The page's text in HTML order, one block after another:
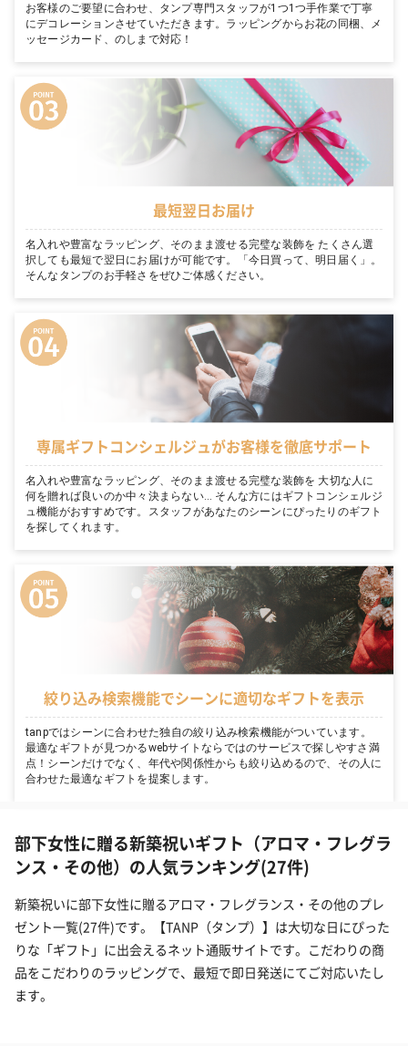
お客様のご要望に合わせ、タンプ専門スタッフが1つ1つ手作業で丁寧
にデコレーションさせていただきます。ラッピングからお花の同梱、メ
ッセージカード、のしまで対応！
最短翌日お届け
名入れや豊富なラッピング、そのまま渡せる完璧な装飾を たくさん選
択しても最短で翌日にお届けが可能です。「今日買って、明日届く」。
そんなタンプのお手軽さをぜひご体感ください。
専属ギフトコンシェルジュがお客様を徹底サポート
名入れや豊富なラッピング、そのまま渡せる完璧な装飾を 大切な人に
何を贈れば良いのか中々決まらない… そんな方にはギフトコンシェルジ
ュ機能がおすすめです。スタッフがあなたのシーンにぴったりのギフト
を探してくれます。
絞り込み検索機能でシーンに適切なギフトを表示
tanpではシーンに合わせた独自の絞り込み検索機能がついています。
最適なギフトが見つかるwebサイトならではのサービスで探しやすさ満
点！シーンだけでなく、年代や関係性からも絞り込めるので、その人に
合わせた最適なギフトを提案します。
部下女性に贈る新築祝いギフト（アロマ・フレグラ
ンス・その他）の人気ランキング(27件)
新築祝いに部下女性に贈るアロマ・フレグランス・その他のプレ
ゼント一覧(27件)です。【TANP（タンプ）】は大切な日にぴった
りな「ギフト」に出会えるネット通販サイトです。こだわりの商
品をこだわりのラッピングで、最短で即日発送にてご対応いたし
ます。